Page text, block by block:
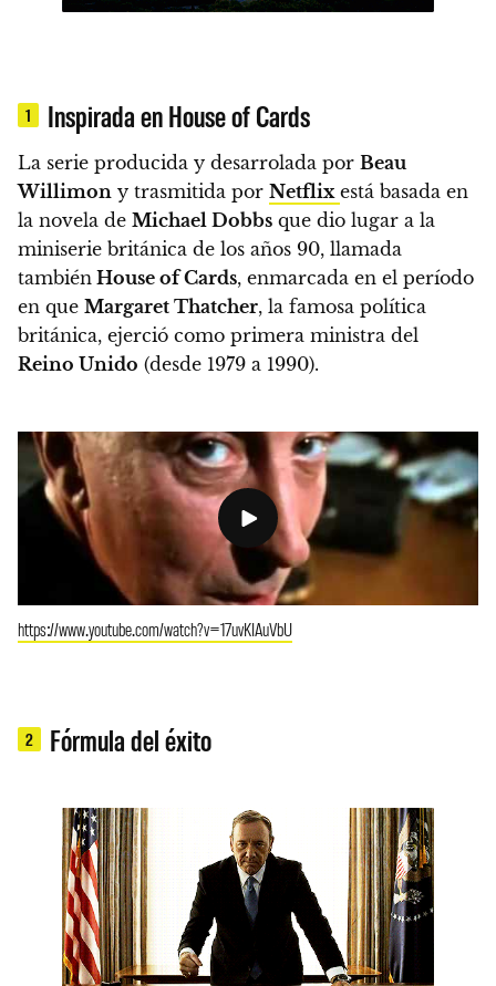
1 Inspirada en House of Cards
La serie producida y desarrolada por Beau
Willimon y trasmitida por Netflix está basada en
la novela de Michael Dobbs que dio lugar a la
miniserie británica de los años 90, llamada
también House of Cards, enmarcada en el período
en que Margaret Thatcher, la famosa política
británica, ejerció como primera ministra del
Reino Unido (desde 1979 a 1990).
https://www.youtube.com/watch?v=17uvKIAuVbU
2 Fórmula del éxito